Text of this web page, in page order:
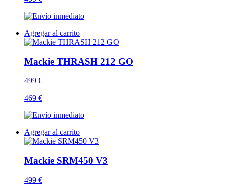
Agregar al carrito
Mackie THRASH 212 GO
499 €
469 €
Agregar al carrito
Mackie SRM450 V3
499 €